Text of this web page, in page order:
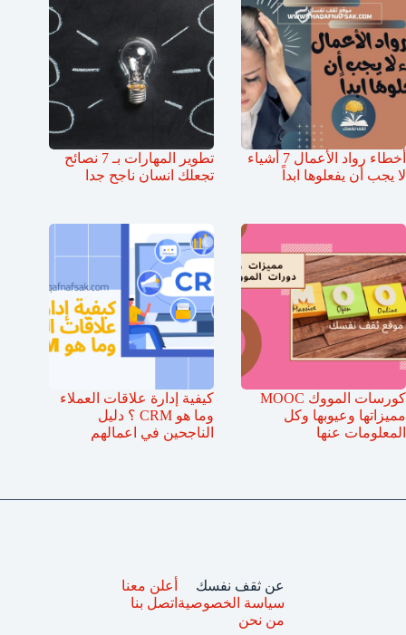
أخطاء رواد الأعمال 7 أشياء
لا يجب أن يفعلوها ابداً
تطوير المهارات بـ 7 نصائح
تجعلك انسان ناجح جدا
كورسات المووك MOOC
مميزاتها وعيوبها وكل
المعلومات عنها
كيفية إدارة علاقات العملاء
وما هو CRM ؟ دليل
الناجحين في اعمالهم
عن ثقف نفسك
سياسة الخصوصية
من نحن
أعلن معنا
اتصل بنا